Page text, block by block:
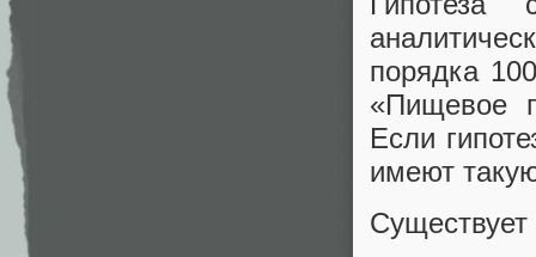
порядка
«Пищевое
Если
имеют
Существует